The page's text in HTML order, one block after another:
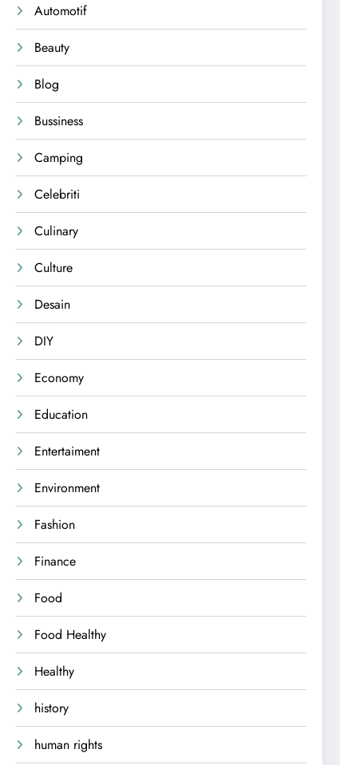
Automotif
Beauty
Blog
Bussiness
Camping
Celebriti
Culinary
Culture
Desain
DIY
Economy
Education
Entertaiment
Environment
Fashion
Finance
Food
Food Healthy
Healthy
history
human rights